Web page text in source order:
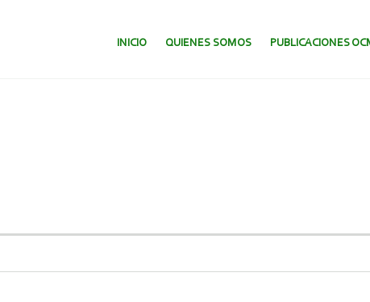
SALTAR AL CONTENIDO.
INICIO QUIENES SOMOS PUBLICACIONES